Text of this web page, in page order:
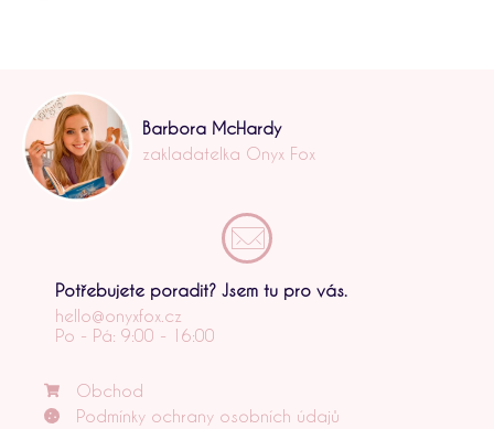
Barbora McHardy
zakladatelka Onyx Fox
Potřebujete poradit? Jsem tu pro vás.
hello@onyxfox.cz
Po - Pá: 9:00 - 16:00
Obchod
Podmínky ochrany osobních údajů